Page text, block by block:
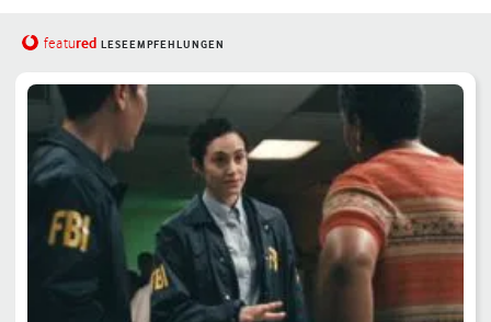
featured LESEEMPFEHLUNGEN